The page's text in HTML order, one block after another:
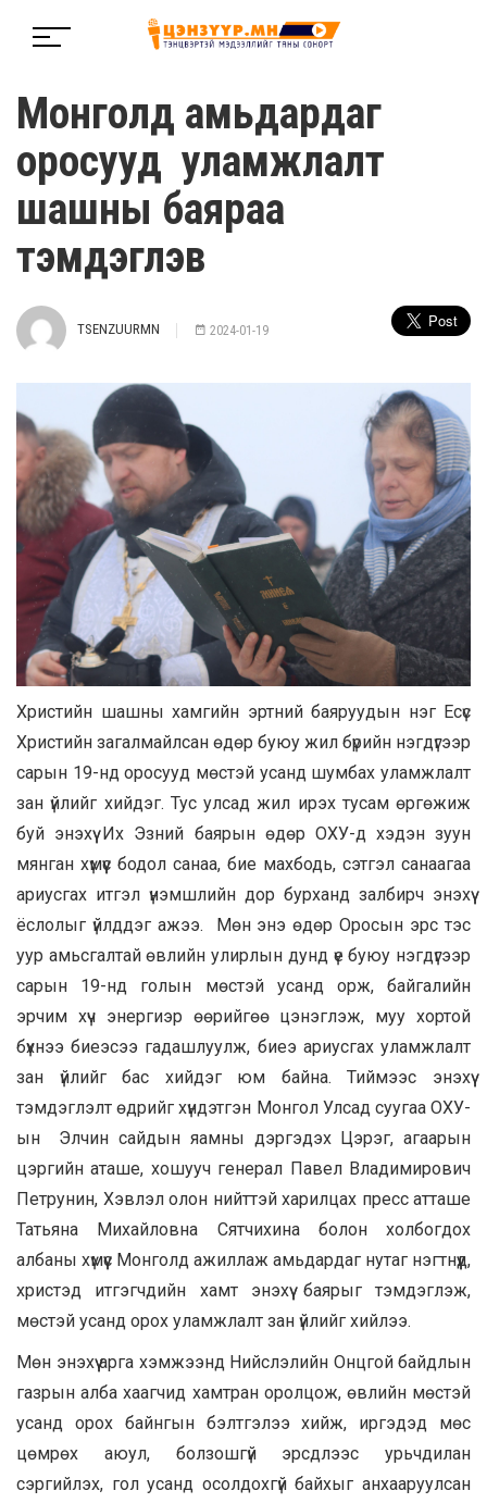
Монголд амьдардаг
оросууд уламжлалт
шашны баяраа
тэмдэглэв
TSENZUURMN 2024-01-19
Христийн шашны хамгийн эртний баяруудын нэг Есүс
Христийн загалмайлсан өдөр буюу жил бүрийн нэгдүгээр
сарын 19-нд оросууд мөстэй усанд шумбах уламжлалт
зан үйлийг хийдэг. Тус улсад жил ирэх тусам өргөжиж
буй энэхүү Их Эзний баярын өдөр ОХУ-д хэдэн зуун
мянган хүмүүс бодол санаа, бие махбодь, сэтгэл санаагаа
ариусгах итгэл үнэмшлийн дор бурханд залбирч энэхүү
ёслолыг үйлддэг ажээ. Мөн энэ өдөр Оросын эрс тэс
уур амьсгалтай өвлийн улирлын дунд үе буюу нэгдүгээр
сарын 19-нд голын мөстэй усанд орж, байгалийн
эрчим хүч энергиэр өөрийгөө цэнэглэж, муу хортой
бүхнээ биеэсээ гадашлуулж, биеэ ариусгах уламжлалт
зан үйлийг бас хийдэг юм байна. Тиймээс энэхүү
тэмдэглэлт өдрийг хүндэтгэн Монгол Улсад суугаа ОХУ-
ын Элчин сайдын яамны дэргэдэх Цэрэг, агаарын
цэргийн аташе, хошууч генерал Павел Владимирович
Петрунин, Хэвлэл олон нийттэй харилцах пресс атташе
Татьяна Михайловна Сятчихина болон холбогдох
албаны хүмүүс Монголд ажиллаж амьдардаг нутаг нэгтнүүд,
христэд итгэгчдийн хамт энэхүү баярыг тэмдэглэж,
мөстэй усанд орох уламжлалт зан үйлийг хийлээ.
Мөн энэхүү арга хэмжээнд Нийслэлийн Онцгой байдлын
газрын алба хаагчид хамтран оролцож, өвлийн мөстэй
усанд орох байнгын бэлтгэлээ хийж, иргэдэд мөс
цөмрөх аюул, болзошгүй эрсдлээс урьчдилан
сэргийлэх, гол усанд осолдохгүй байхыг анхааруулсан